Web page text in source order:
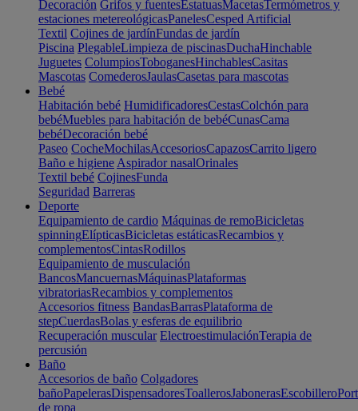
Decoración Grifos y fuentesEstatuasMacetasTermómetros y
estaciones metereológicasPanelesCesped Artificial
Textil Cojines de jardínFundas de jardín
Piscina PlegableLimpieza de piscinasDuchaHinchable
Juguetes ColumpiosToboganesHinchablesCasitas
Mascotas ComederosJaulasCasetas para mascotas
Bebé
Habitación bebé HumidificadoresCestasColchón para
bebéMuebles para habitación de bebéCunasCama
bebéDecoración bebé
Paseo CocheMochilasAccesoriosCapazosCarrito ligero
Baño e higiene Aspirador nasalOrinales
Textil bebé CojinesFunda
Seguridad Barreras
Deporte
Equipamiento de cardio Máquinas de remoBicicletas
spinningElípticasBicicletas estáticasRecambios y
complementosCintasRodillos
Equipamiento de musculación
BancosMancuernasMáquinasPlataformas
vibratoriasRecambios y complementos
Accesorios fitness BandasBarrasPlataforma de
stepCuerdasBolas y esferas de equilibrio
Recuperación muscular ElectroestimulaciónTerapia de
percusión
Baño
Accesorios de baño Colgadores
bañoPapelerasDispensadoresToallerosJabonerasEscobillero
de ropa